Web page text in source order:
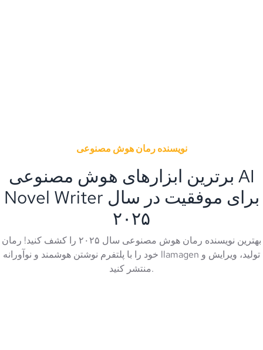
نویسنده رمان هوش مصنوعی
برترین ابزارهای هوش مصنوعی AI
Novel Writer برای موفقیت در سال
۲۰۲۵
بهترین نویسنده رمان هوش مصنوعی سال ۲۰۲۵ را کشف کنید! رمان
خود را با پلتفرم نوشتن هوشمند و نوآورانه llamagen تولید، ویرایش و
منتشر کنید.